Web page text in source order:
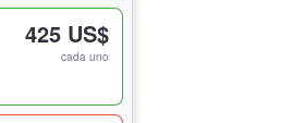
425 US$
cada uno